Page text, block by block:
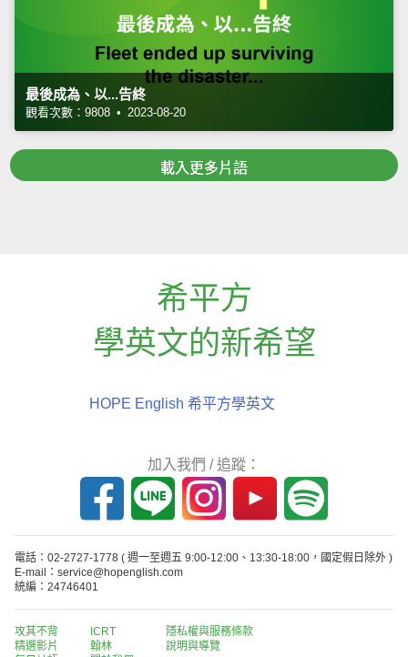
最後成為、以...告終
觀看次數：9808 • 2023-08-20
載入更多片語
希平方
學英文的新希望
HOPE English 希平方學英文
加入我們 / 追蹤：
電話：02-2727-1778 ( 週一至週五 9:00-12:00、13:30-18:00，國定假日除外 )
E-mail：service@hopenglish.com
統編：24746401
攻其不背
精選影片
ICRT
翰林
隱私權與服務條款
說明與導覽